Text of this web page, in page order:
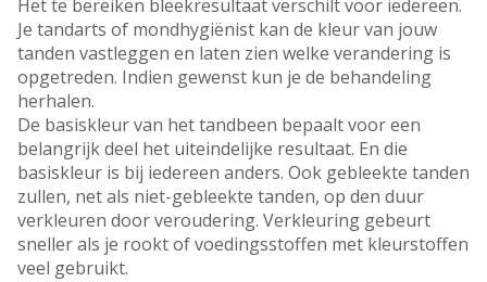
Het te bereiken bleekresultaat verschilt voor iedereen.
Je tandarts of mondhygiënist kan de kleur van jouw
tanden vastleggen en laten zien welke verandering is
opgetreden. Indien gewenst kun je de behandeling
herhalen.
De basiskleur van het tandbeen bepaalt voor een
belangrijk deel het uiteindelijke resultaat. En die
basiskleur is bij iedereen anders. Ook gebleekte tanden
zullen, net als niet-gebleekte tanden, op den duur
verkleuren door veroudering. Verkleuring gebeurt
sneller als je rookt of voedingsstoffen met kleurstoffen
veel gebruikt.